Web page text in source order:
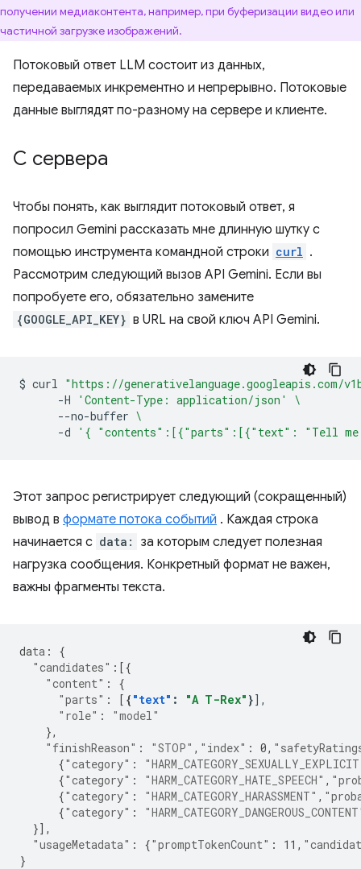
получении медиаконтента, например, при буферизации видео или
частичной загрузке изображений.
Потоковый ответ LLM состоит из данных,
передаваемых инкрементно и непрерывно. Потоковые
данные выглядят по-разному на сервере и клиенте.
С сервера
Чтобы понять, как выглядит потоковый ответ, я
попросил Gemini рассказать мне длинную шутку с
помощью инструмента командной строки curl .
Рассмотрим следующий вызов API Gemini. Если вы
попробуете его, обязательно замените
{GOOGLE_API_KEY} в URL на свой ключ API Gemini.
$ curl "https://generativelanguage.googleapis.com/
-H
'Content-Type: application/json'
\
--no-buffer \
-d
'{ "contents":[{"parts":[{"text": "Tell
Этот запрос регистрирует следующий (сокращенный)
вывод в формате потока событий . Каждая строка
начинается с data:
за которым следует полезная
нагрузка сообщения. Конкретный формат не важен,
важны фрагменты текста.
data :
{
"candidates" :[{
"content" :
{
"parts" : [ { "text" : "A T-Rex" }
"role" :
"model"
},
"finishReason" : "STOP" , "index" : 0,
{"category" :
{"category" : "HARM_CATEGORY_HATE_SPEECH" ,
{"category" : "HARM_CATEGORY_HARASSMENT" ,
{"category" :
}],
"usageMetadata" : {"promptTokenCount" : 11 ,
}